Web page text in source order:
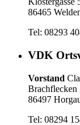
86465
Tel: 08293
VDK
Vorstand
Brachflecken
86497
Tel: 08294